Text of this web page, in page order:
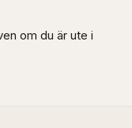
om du är ute i